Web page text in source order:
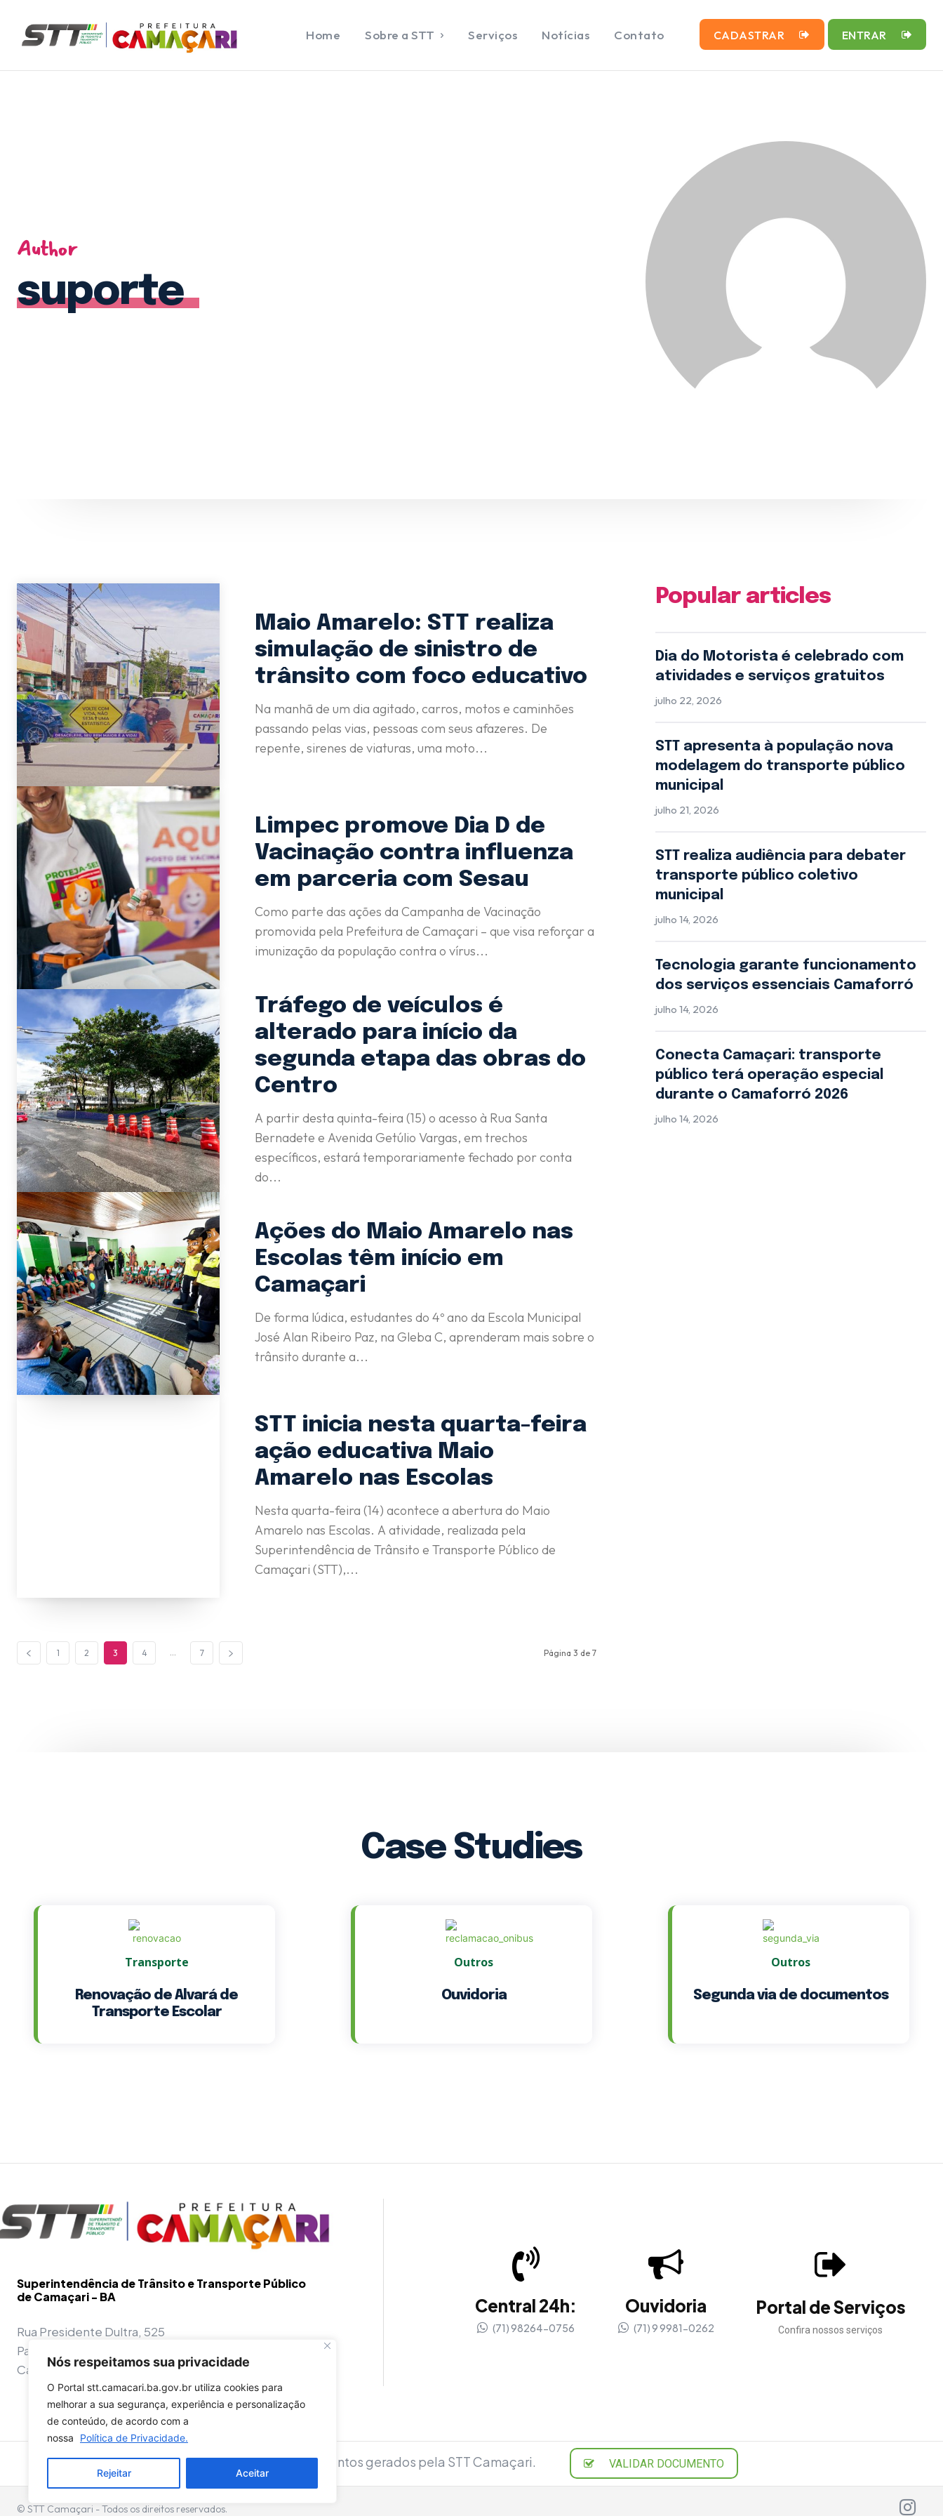
ENTRAR
Nós respeitamos sua privacidade
O Portal stt.camacari.ba.gov.br utiliza cookies para
melhorar a sua segurança, experiência e personalização
de conteúdo, de acordo com a
nossa
Política de Privacidade.
Rejeitar Aceitar
Home Sobre a STT Serviços Notícias Contato CADASTRAR ENTRAR
Author
suporte
Maio Amarelo: STT realiza
simulação de sinistro de
trânsito com foco educativo
Na manhã de um dia agitado, carros, motos e caminhões
passando pelas vias, pessoas com seus afazeres. De
repente, sirenes de viaturas, uma moto...
Limpec promove Dia D de
Vacinação contra influenza
em parceria com Sesau
Como parte das ações da Campanha de Vacinação
promovida pela Prefeitura de Camaçari – que visa reforçar a
imunização da população contra o vírus...
Tráfego de veículos é
alterado para início da
segunda etapa das obras do
Centro
A partir desta quinta-feira (15) o acesso à Rua Santa
Bernadete e Avenida Getúlio Vargas, em trechos
específicos, estará temporariamente fechado por conta
do...
Ações do Maio Amarelo nas
Escolas têm início em
Camaçari
De forma lúdica, estudantes do 4º ano da Escola Municipal
José Alan Ribeiro Paz, na Gleba C, aprenderam mais sobre o
trânsito durante a...
STT inicia nesta quarta-feira
ação educativa Maio
Amarelo nas Escolas
Nesta quarta-feira (14) acontece a abertura do Maio
Amarelo nas Escolas. A atividade, realizada pela
Superintendência de Trânsito e Transporte Público de
Camaçari (STT),...
1 2 3 4 7 Página 3 de 7
Popular articles
Dia do Motorista é celebrado com
atividades e serviços gratuitos
julho 22, 2026
STT apresenta à população nova
modelagem do transporte público
municipal
julho 21, 2026
STT realiza audiência para debater
transporte público coletivo
municipal
julho 14, 2026
Tecnologia garante funcionamento
dos serviços essenciais Camaforró
julho 14, 2026
Conecta Camaçari: transporte
público terá operação especial
durante o Camaforró 2026
julho 14, 2026
Case Studies
Transporte
Renovação de Alvará de
Transporte Escolar
Outros
Ouvidoria
Outros
Segunda via de documentos
Superintendência de Trânsito e Transporte Público
de Camaçari - BA
Rua Presidente Dultra, 525
Parque Nascentes do Rio Capivara
Camaçari - BA - 42800-970
Central 24h:
(71) 98264-0756
Ouvidoria
(71) 9 9981-0262
Portal de Serviços
Confira nossos serviços
Confira a autenticidade dos documentos gerados pela STT Camaçari. VALIDAR DOCUMENTO
© STT Camaçari - Todos os direitos reservados.